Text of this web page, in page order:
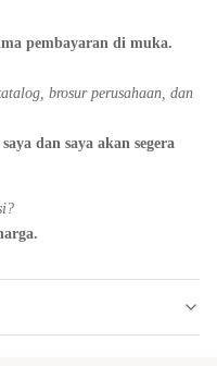
pembayaran di muka.
brosur perusahaan, dan
dan saya akan segera